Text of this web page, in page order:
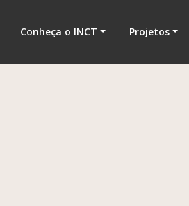
Conheça o INCT Projetos